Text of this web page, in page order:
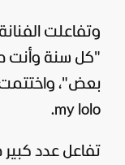
وتفاعلت
"كل سنة وأنت
my lolo.
تفاعل عدد